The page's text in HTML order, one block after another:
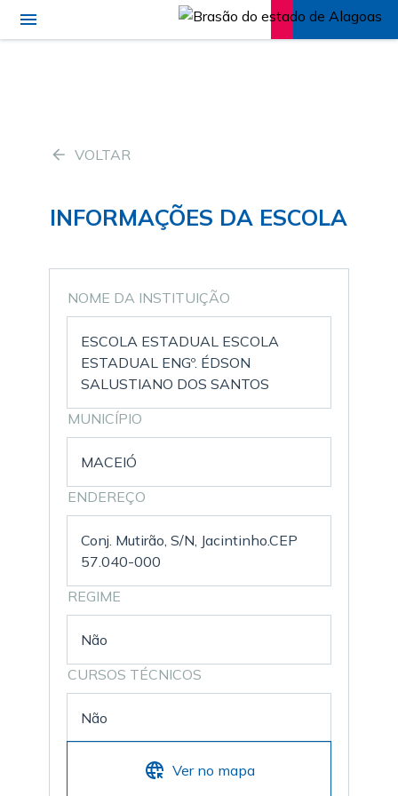
VOLTAR
INFORMAÇÕES DA ESCOLA
NOME DA INSTITUIÇÃO
ESCOLA ESTADUAL ESCOLA
ESTADUAL ENGº. ÉDSON
SALUSTIANO DOS SANTOS
MUNICÍPIO
MACEIÓ
ENDEREÇO
Conj. Mutirão, S/N, Jacintinho.CEP
57.040-000
REGIME
Não
CURSOS TÉCNICOS
Não
Ver no mapa